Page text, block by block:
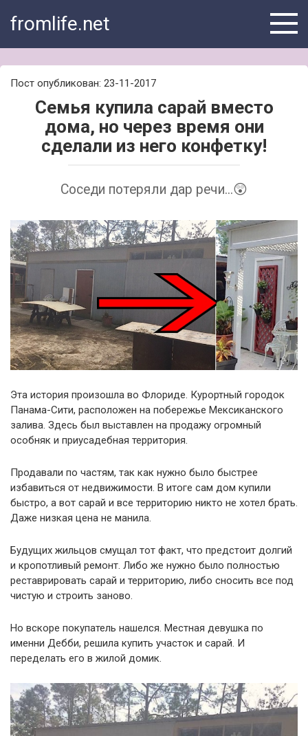
fromlife.net
Пост опубликован: 23-11-2017
Семья купила сарай вместо
дома, но через время они
сделали из него конфетку!
Соседи потеряли дар речи...😲
Эта история произошла во Флориде. Курортный городок
Панама-Сити, расположен на побережье Мексиканского
залива. Здесь был выставлен на продажу огромный
особняк и приусадебная территория.
Продавали по частям, так как нужно было быстрее
избавиться от недвижимости. В итоге сам дом купили
быстро, а вот сарай и все территорию никто не хотел брать.
Даже низкая цена не манила.
Будущих жильцов смущал тот факт, что предстоит долгий
и кропотливый ремонт. Либо же нужно было полностью
реставрировать сарай и территорию, либо сносить все под
чистую и строить заново.
Но вскоре покупатель нашелся. Местная девушка по
именни Дебби, решила купить участок и сарай. И
переделать его в жилой домик.